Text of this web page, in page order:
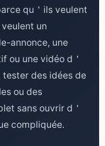
qu＇ils veulent
un
annonce, une
ou une vidéo d＇
des idées de
ou des
sans ouvrir d＇
compliquée.